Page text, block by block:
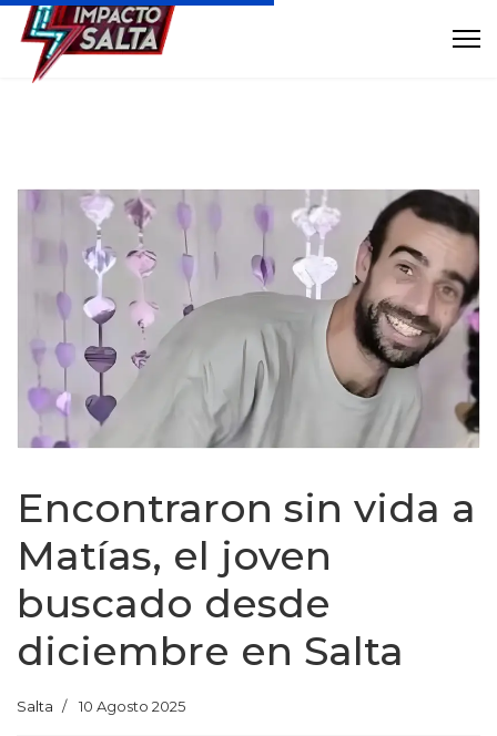
Encontraron sin vida a
Matías, el joven
buscado desde
diciembre en Salta
Salta 10 Agosto 2025